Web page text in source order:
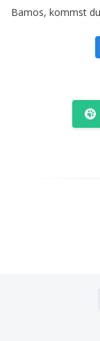
Bamos, kommst du